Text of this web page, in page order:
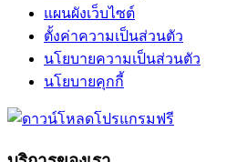
แผนผังเว็บไซต์
ตั้งค่าความเป็นส่วนตัว
นโยบายความเป็นส่วนตัว
นโยบายคุกกี้